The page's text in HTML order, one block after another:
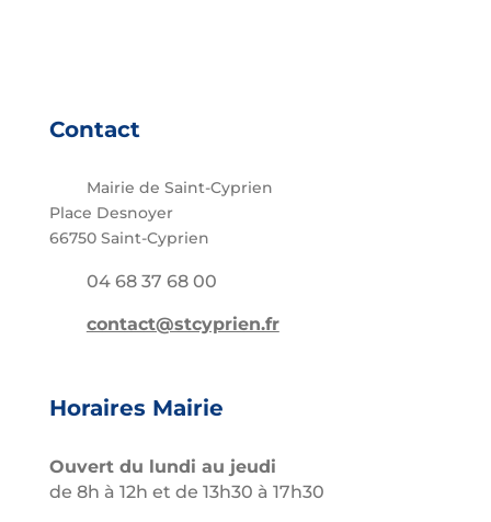
Contact
Mairie de Saint-Cyprien
Place Desnoyer
66750 Saint-Cyprien
04 68 37 68 00
contact@stcyprien.fr
Horaires Mairie
Ouvert du lundi au jeudi
de 8h à 12h et de 13h30 à 17h30